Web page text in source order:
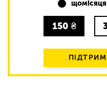
щомісяця
150 ₴